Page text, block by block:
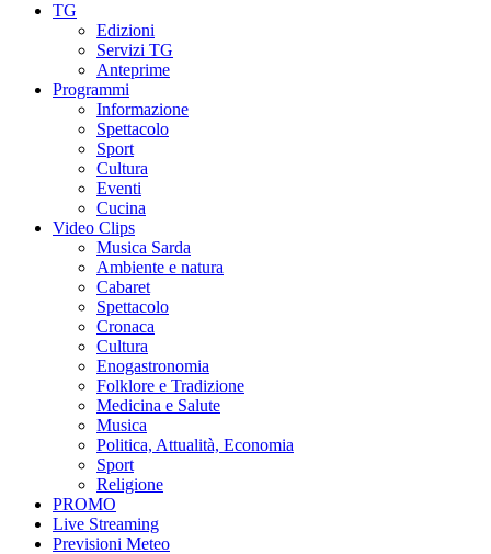
TG
Edizioni
Servizi TG
Anteprime
Programmi
Informazione
Spettacolo
Sport
Cultura
Eventi
Cucina
Video Clips
Musica Sarda
Ambiente e natura
Cabaret
Spettacolo
Cronaca
Cultura
Enogastronomia
Folklore e Tradizione
Medicina e Salute
Musica
Politica, Attualità, Economia
Sport
Religione
PROMO
Live Streaming
Previsioni Meteo